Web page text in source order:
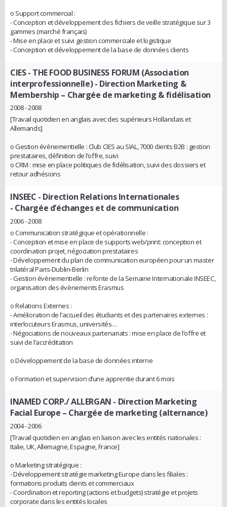
o Support commercial :
- Conception et développement des fichiers de veille stratégique sur 3
gammes (marché français)
- Mise en place et suivi gestion commerciale et logistique
- Conception et développement de la base de données clients
CIES - THE FOOD BUSINESS FORUM (Association
interprofessionnelle)- Direction Marketing &
Membership – Chargée de marketing & fidélisation
2008 - 2008
[Travail quotidien en anglais avec des supérieurs Hollandais et
Allemands]
o Gestion évènementielle : Club CIES au SIAL, 7000 clients B2B : gestion
prestataires, définition de l’offre, suivi
o CRM : mise en place politiques de fidélisation, suivi des dossiers et
retour adhésions
INSEEC - Direction Relations Internationales
- Chargée d’échanges et de communication
2006 - 2008
o Communication stratégique et opérationnelle :
- Conception et mise en place de supports web/print: conception et
coordination projet, négociation prestataires
- Développement du plan de communication européen pour un master
trilatéral Paris-Dublin-Berlin
- Gestion évènementielle : refonte de la Semaine Internationale INSEEC,
organisation des évènements Erasmus
o Relations Externes :
- Amélioration de l’accueil des étudiants et des partenaires externes :
interlocuteurs Erasmus, universités…
- Négociations de nouveaux partenariats : mise en place de l’offre et
suivi de l’accréditation
o Développement de la base de données interne
o Formation et supervision d’une apprentie durant 6 mois
INAMED CORP./ ALLERGAN - Direction Marketing
Facial Europe – Chargée de marketing (alternance)
2004 - 2006
[Travail quotidien en anglais en liaison avec les entités nationales :
Italie, UK, Allemagne, Espagne, France]
o Marketing stratégique :
- Développement stratégie marketing Europe dans les filiales :
formations produits clients et commerciaux
- Coordination et reporting (actions et budgets) stratégie et projets
corporate dans les entités locales